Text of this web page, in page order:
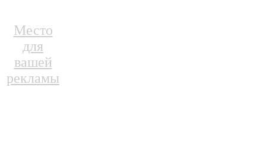
Место
для
вашей
рекламы